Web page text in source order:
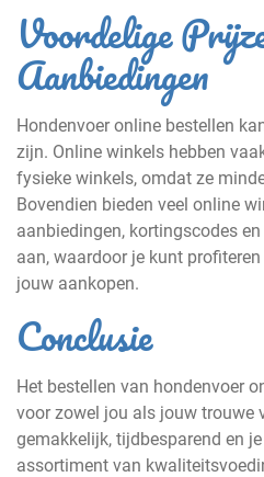
Voordelige
Aanbiedingen
Hondenvoer online bestellen
zijn. Online winkels hebben
fysieke winkels, omdat ze
Bovendien bieden veel online
aanbiedingen, kortingscodes
aan, waardoor je kunt
jouw aankopen.
Conclusie
Het bestellen van hondenvoer
voor zowel jou als jouw trouwe
gemakkelijk, tijdbesparend en
assortiment van